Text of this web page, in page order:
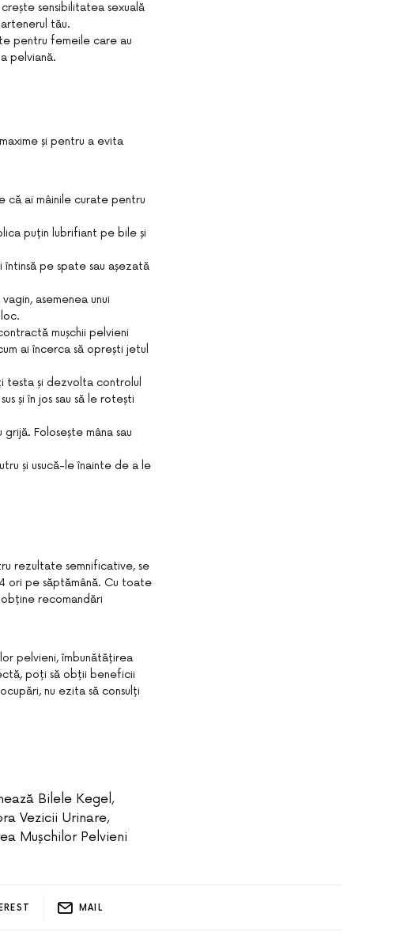
sensibilitatea sexuală
tău.
pentru femeile care au
pelviană.
și pentru a evita
că ai mâinile curate pentru
puțin lubrifiant pe bile și
pe spate sau așezată
asemenea unui
mușchii pelvieni
ai încerca să oprești jetul
testa și dezvolta controlul
și în jos sau să le rotești
Folosește mâna sau
și usucă-le înainte de a le
rezultate semnificative, se
ori pe săptămână. Cu toate
recomandări
pelvieni, îmbunătățirea
poți să obții beneficii
nu ezita să consulți
Bilele Kegel,
Vezicii Urinare,
Mușchilor Pelvieni
MAIL